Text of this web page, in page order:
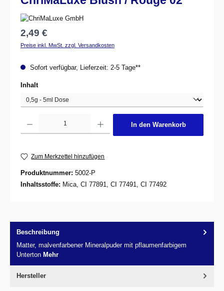
Regulärer Preis:
2,49 €
Preise inkl. MwSt. zzgl. Versandkosten
Sofort verfügbar, Lieferzeit: 2-5 Tage**
Inhaltauswählen
In den Warenkorb
Zum Merkzettel hinzufügen
Produktnummer: 5002-P
Inhaltsstoffe: Mica, CI 77891, CI 77491, CI 77492
Beschreibung
Matter, malvenfarbener Mineralpuder mit pflaumenfarbigem
Unterton Mehr
Hersteller